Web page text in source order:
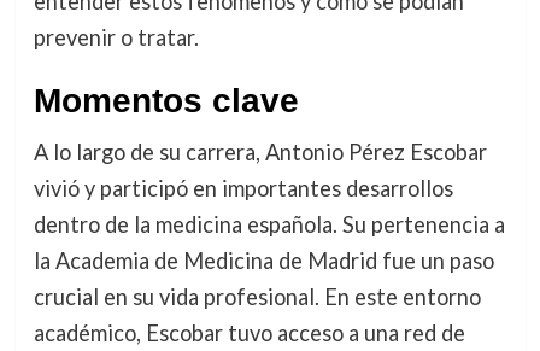
prevenir o tratar.
Momentos clave
A lo largo de su carrera, Antonio Pérez Escobar
vivió y participó en importantes desarrollos
dentro de la medicina española. Su pertenencia a
la Academia de Medicina de Madrid fue un paso
crucial en su vida profesional. En este entorno
académico, Escobar tuvo acceso a una red de